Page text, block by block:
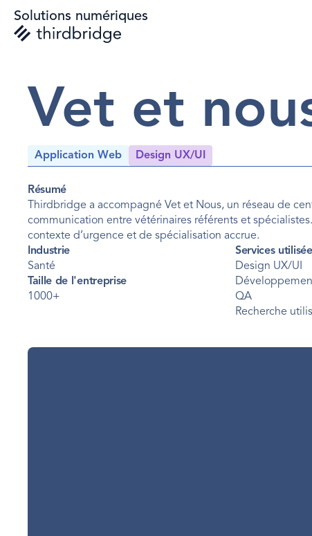
Solutions numériques
Vet et
Application Web Design UX/UI
Résumé
Thirdbridge a accompagné Vet et Nous, un réseau de
communication entre vétérinaires référents et
contexte d’urgence et de spécialisation accrue.
Industrie
Santé
Taille de l'entreprise
1000+
Services
Design UX/UI
QA
Recherche